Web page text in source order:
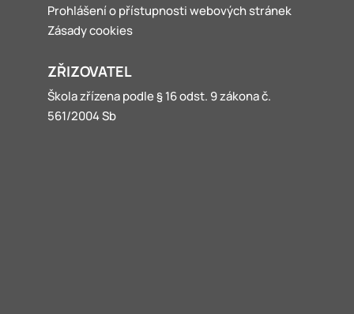
Prohlášení o přístupnosti webových stránek
Zásady cookies
ZŘIZOVATEL
Škola zřízena podle § 16 odst. 9 zákona č.
561/2004 Sb